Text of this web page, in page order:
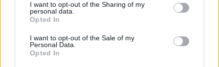
not limited to your visit or usage behaviour. You may click to
grant or deny consent to Google and its third-party tags to
use your data for below specified purposes in below Google
consent section.
I want to opt-out of the Sharing of my
personal data.
Opted In
I want to opt-out of the Sale of my
Personal Data.
Opted In
ΑΝΑΡΤΗΘΗΚΕ ΑΠΟΣΤΈΛΛΑ ΛΊΤΑΙΝΑ 6 ΑΥΓΟΎΣΤΟΥ 2026